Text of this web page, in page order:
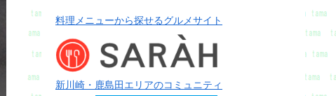
料理メニューから探せるグルメサイト
新川崎・鹿島田エリアのコミュニティ